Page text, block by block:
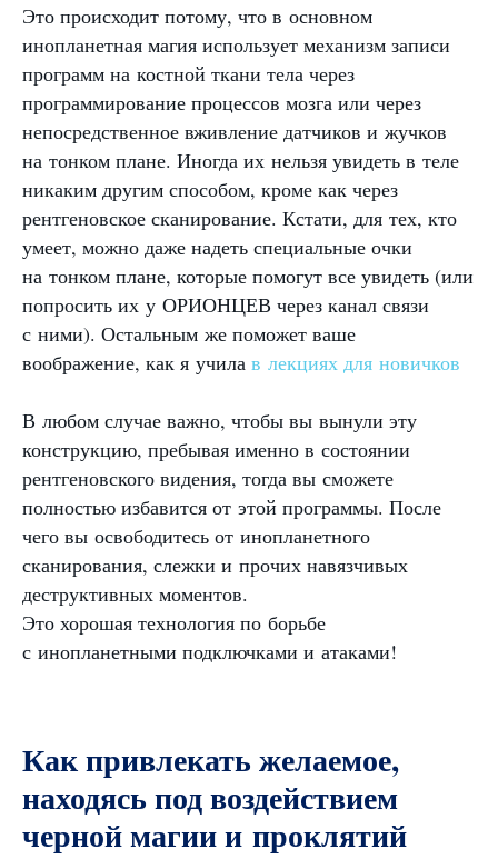
Это происходит потому, что в основном
инопланетная магия использует механизм записи
программ на костной ткани тела через
программирование процессов мозга или через
непосредственное вживление датчиков и жучков
на тонком плане. Иногда их нельзя увидеть в теле
никаким другим способом, кроме как через
рентгеновское сканирование. Кстати, для тех, кто
умеет, можно даже надеть специальные очки
на тонком плане, которые помогут все увидеть (или
попросить их у ОРИОНЦЕВ через канал связи
с ними). Остальным же поможет ваше
воображение, как я учила в лекциях для новичков
В любом случае важно, чтобы вы вынули эту
конструкцию, пребывая именно в состоянии
рентгеновского видения, тогда вы сможете
полностью избавится от этой программы. После
чего вы освободитесь от инопланетного
сканирования, слежки и прочих навязчивых
деструктивных моментов.
Это хорошая технология по борьбе
с инопланетными подключками и атаками!
Как привлекать желаемое,
находясь под воздействием
черной магии и проклятий